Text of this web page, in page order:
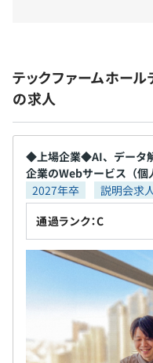
・『店PON』
【手がけているプロジェ
・ぬいぐるみを使用し
・ASPサービス（
（Julius）による音声
・NoSQL型データベー
プラットフォーム開発
・RaspberryPiを活用
・angularjs 2.0や
page application）開発
・機械学習を使ったレ
関東ITソフトウェア健康
社会保険完備（健康保
保険）
無期雇用
3カ月
テックファームホー
の求人
◆上場企業◆AI、データ
企業のWebサービス（
2027年卒
説明会求
通過ランク：C